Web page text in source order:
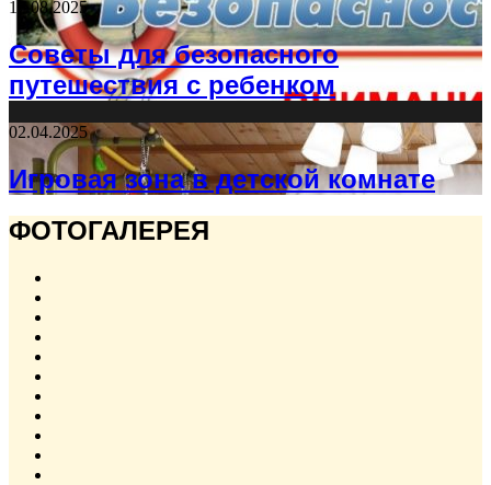
17.08.2025
Советы для безопасного
путешествия с ребенком
02.04.2025
Игровая зона в детской комнате
ФОТОГАЛЕРЕЯ